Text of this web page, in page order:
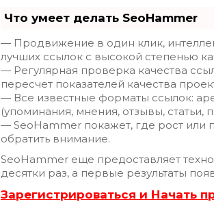
Что умеет делать SeoHammer
— Продвижение в один клик,
лучших ссылок с высокой степенью
— Регулярная проверка качества
пересчет показателей качества
— Все известные форматы ссылок:
(упоминания, мнения, отзывы, статьи,
— SeoHammer покажет, где рост или
обратить внимание.
SeoHammer еще предоставляет
десятки раз, а первые результаты
Зарегистрироваться и Начать